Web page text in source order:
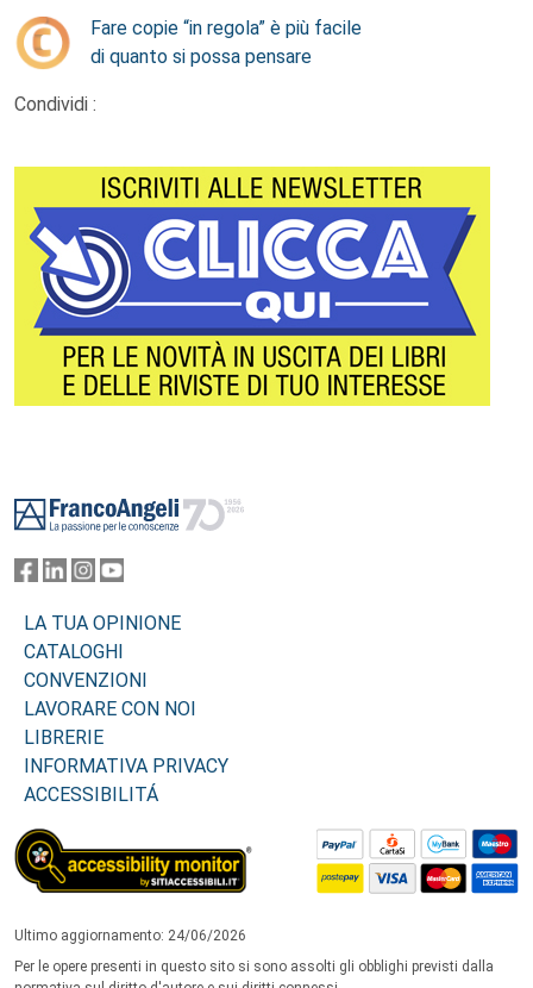
Fare copie “in regola” è più facile
di quanto si possa pensare
Condividi :
LA TUA OPINIONE
CATALOGHI
CONVENZIONI
LAVORARE CON NOI
LIBRERIE
INFORMATIVA PRIVACY
ACCESSIBILITÁ
Ultimo aggiornamento: 24/06/2026
Per le opere presenti in questo sito si sono assolti gli obblighi previsti dalla